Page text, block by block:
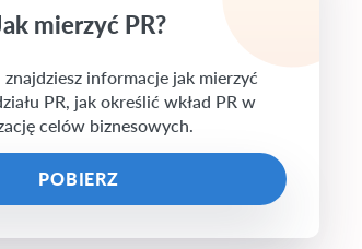
mierzyć PR?
informacje jak mierzyć
PR, jak określić wkład PR w
celów biznesowych.
POBIERZ